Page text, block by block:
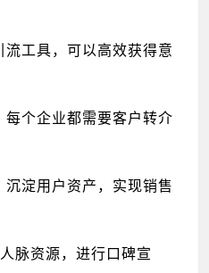
工具，可以高效获得意
每个企业都需要客户转介
沉淀用户资产，实现销售
脉资源，进行口碑宣